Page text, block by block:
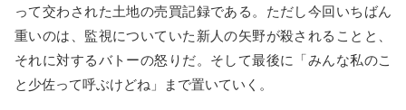
って交わされた土地の売買記録である。ただし今回いちばん
重いのは、監視についていた新人の矢野が殺されることと、
それに対するバトーの怒りだ。そして最後に「みんな私のこ
と少佐って呼ぶけどね」まで置いていく。